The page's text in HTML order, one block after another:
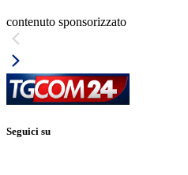
contenuto sponsorizzato
Seguici su